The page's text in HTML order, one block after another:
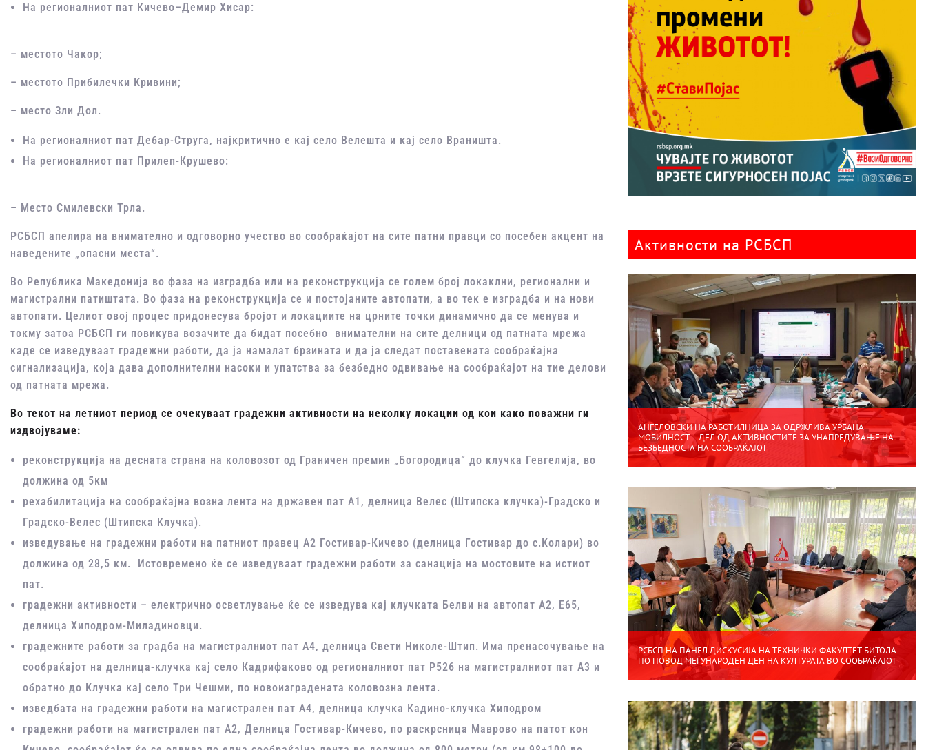
На регионалниот пат Кичево–Демир Хисар:
– местото Чакор;
– местото Прибилечки Кривини;
– место Зли Дол.
На регионалниот пат Дебар-Струга, најкритично е кај село Велешта и кај село Враништа.
На регионалниот пат Прилеп-Крушево:
– Место Смилевски Трла.
РСБСП апелира на внимателно и одговорно учество во сообраќајот на сите патни правци со посебен акцент на
наведените „опасни места“.
Во Република Македонија во фаза на изградба или на реконструкција се голем број локаклни, регионални и
магистрални патиштата. Во фаза на реконструкција се и постојаните автопати, а во тек е изградба и на нови
автопати. Целиот овој процес придонесува бројот и локациите на црните точки динамично да се менува и
токму затоа РСБСП ги повикува возачите да бидат посебно внимателни на сите делници од патната мрежа
каде се изведуваат градежни работи, да ја намалат брзината и да ја следат поставената сообраќајна
сигнализација, која дава дополнителни насоки и упатства за безбедно одвивање на сообраќајот на тие делови
од патната мрежа.
Во текот на летниот период се очекуваат градежни активности на неколку локации од кои како поважни ги
издвојуваме:
реконструкција на десната страна на коловозот од Граничен премин „Богородица“ до клучка Гевгелија, во
должина од 5км
рехабилитација на сообраќајна возна лента на државен пат А1, делница Велес (Штипска клучка)-Градско и
Градско-Велес (Штипска Клучка).
изведување на градежни работи на патниот правец А2 Гостивар-Кичево (делница Гостивар до с.Колари) во
должина од 28,5 км. Истовремено ќе се изведуваат градежни работи за санација на мостовите на истиот
пат.
градежни активности – електрично осветлување ќе се изведува кај клучката Белви на автопат А2, Е65,
делница Хиподром-Миладиновци.
градежните работи за градба на магистралниот пат А4, делница Свети Николе-Штип. Има пренасочување на
сообраќајот на делница-клучка кај село Кадрифаково од регионалниот пат Р526 на магистралниот пат А3 и
обратно до Клучка кај село Три Чешми, по новоизградената коловозна лента.
изведбата на градежни работи на магистрален пат А4, делница клучка Кадино-клучка Хиподром
градежни работи на магистрален пат А2, Делница Гостивар-Кичево, по раскрсница Маврово на патот кон
Активности на РСБСП
АНГЕЛОВСКИ НА РАБОТИЛНИЦА ЗА ОДРЖЛИВА УРБАНА
МОБИЛНОСТ – ДЕЛ ОД АКТИВНОСТИТЕ ЗА УНАПРЕДУВАЊЕ НА
БЕЗБЕДНОСТА НА СООБРАЌАЈОТ
РСБСП НА ПАНЕЛ ДИСКУСИЈА НА ТЕХНИЧКИ ФАКУЛТЕТ БИТОЛА
ПО ПОВОД МЕЃУНАРОДЕН ДЕН НА КУЛТУРАТА ВО СООБРАЌАЈОТ